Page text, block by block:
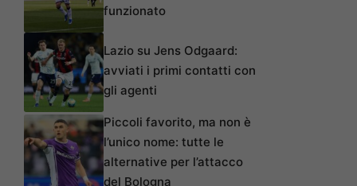
funzionato
Lazio su Jens Odgaard:
avviati i primi contatti con
gli agenti
Piccoli favorito, ma non è
l’unico nome: tutte le
alternative per l’attacco
del Bologna